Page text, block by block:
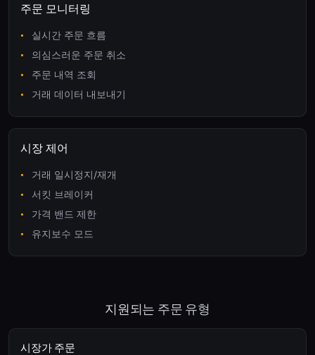
주문 모니터링
실시간 주문 흐름
의심스러운 주문 취소
주문 내역 조회
거래 데이터 내보내기
시장 제어
거래 일시정지/재개
서킷 브레이커
가격 밴드 제한
유지보수 모드
지원되는 주문 유형
시장가 주문